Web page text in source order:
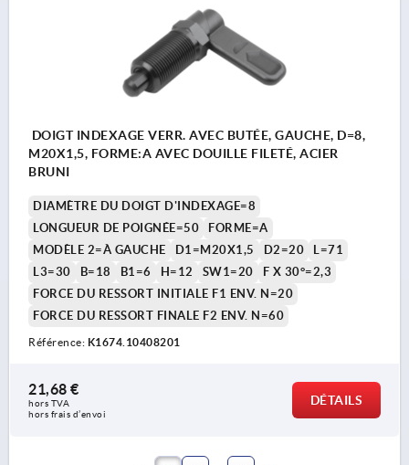
DOIGT INDEXAGE VERR. AVEC BUTÉE, GAUCHE, D=8,
M20X1,5, FORME:A AVEC DOUILLE FILETÉ, ACIER
BRUNI
DIAMÈTRE DU DOIGT D'INDEXAGE=8
LONGUEUR DE POIGNÉE=50
FORME=A
MODÈLE 2=À GAUCHE
D1=M20X1,5 D2=20
L=71
L3=30
B=18 B1=6 H=12 SW1=20
F X 30°=2,3
FORCE DU RESSORT INITIALE F1 ENV. N=20
FORCE DU RESSORT FINALE F2 ENV. N=60
Référence: K1674.10408201
21,68 €
hors TVA
hors frais d’envoi
DÉTAILS